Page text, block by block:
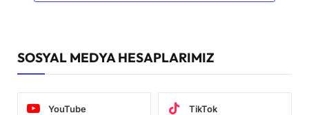
SOSYAL MEDYA HESAPLARIMIZ
YouTube TikTok